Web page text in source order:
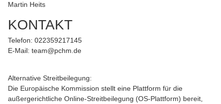
Martin Heits
KONTAKT
Telefon: 022359217145
E-Mail: team@pchm.de
Alternative Streitbeilegung:
Die Europäische Kommission stellt eine Plattform für die
außergerichtliche Online-Streitbeilegung (OS-Plattform) bereit,